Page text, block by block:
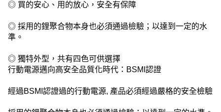
◎ 買的安心、用的放心，安全有保障
◎ 採用的鋰聚合物本身也必須通過檢驗；以達到一定的水
準。
◎ 獨特外型，共有四色可供選擇
行動電源邁向高安全品質化時代：BSMI認證
經過BSMI認證過的行動電源, 產品必須經過嚴格的安全檢驗